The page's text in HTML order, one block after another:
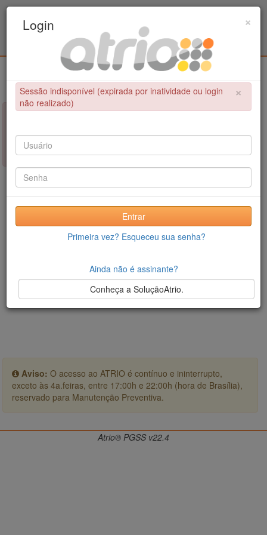
Civil / UPE
×
NÃO FOI POSSÍVEL CONCLUIR A OPERAÇÃO
Sessão indisponível (expirada por inatividade ou login não
realizado)
Aviso: O acesso ao ATRIO é contínuo e ininterrupto,
exceto às 4a.feiras, entre 17:00h e 22:00h (hora de Brasília),
reservado para Manutenção Preventiva.
×
Login
×
Sessão indisponível (expirada por inatividade ou login
não realizado)
Entrar
Primeira vez? Esqueceu sua senha?
Ainda não é assinante?
Conheça a SoluçãoAtrio.
Atrio® PGSS v22.4